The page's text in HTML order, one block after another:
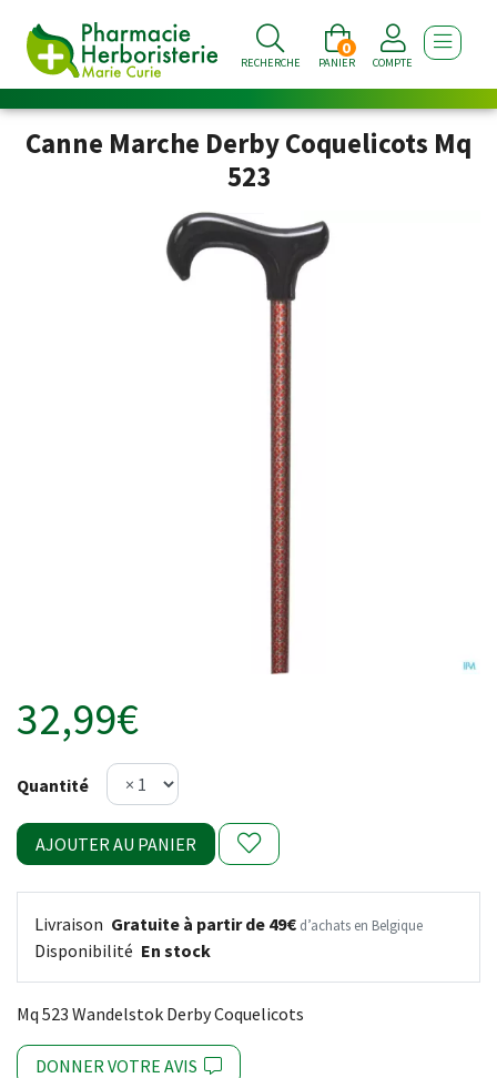
RECHERCHE PANIER
0
COMPTE
Canne Marche Derby Coquelicots Mq
523
32,99€
Quantité
AJOUTER AU PANIER
Livraison Gratuite à partir de 49€ d’achats en Belgique
Disponibilité En stock
Mq 523 Wandelstok Derby Coquelicots
DONNER VOTRE AVIS